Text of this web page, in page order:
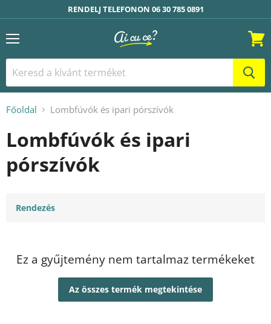
RENDELJ TELEFONON 06 30 785 0891
Menü Kosár
Főoldal Lombfúvók és ipari pórszívók
Lombfúvók és ipari
pórszívók
Rendezés
Ez a gyűjtemény nem tartalmaz termékeket
Az összes termék megtekintése